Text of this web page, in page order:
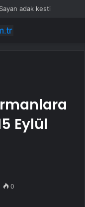
adak kesti
Eylül
0